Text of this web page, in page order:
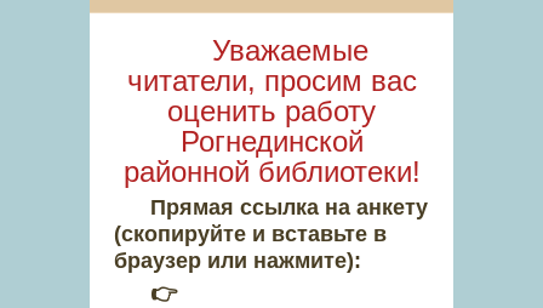
Уважаемые
читатели, просим вас
оценить работу
Рогнединской
районной библиотеки!
Прямая ссылка на анкету
(скопируйте и вставьте в
браузер или нажмите):
👉